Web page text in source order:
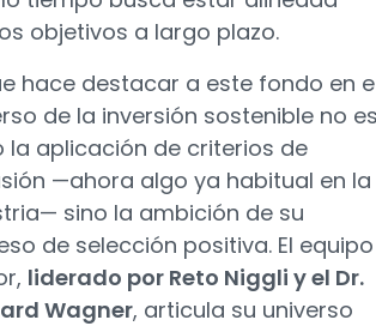
objetivos a largo plazo.
hace destacar a este fondo en
de la inversión sostenible no
la aplicación de criterios de
—ahora algo ya habitual en la
sino la ambición de su
de selección positiva. El equipo
liderado por Reto Niggli y el Dr.
Wagner, articula su universo